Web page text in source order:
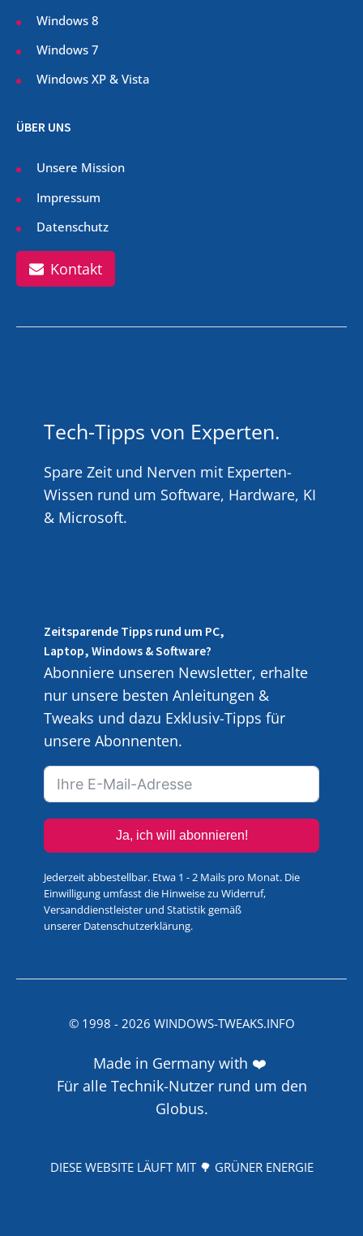
Windows 8
Windows 7
Windows XP & Vista
ÜBER UNS
Unsere Mission
Impressum
Datenschutz
Kontakt
Tech-Tipps von Experten.
Spare Zeit und Nerven mit Experten-
Wissen rund um Software, Hardware, KI
& Microsoft.
Zeitsparende Tipps rund um PC,
Laptop, Windows & Software?
Abonniere unseren Newsletter, erhalte
nur unsere besten Anleitungen &
Tweaks und dazu Exklusiv-Tipps für
unsere Abonnenten.
Ja, ich will abonnieren!
Jederzeit abbestellbar. Etwa 1 - 2 Mails pro Monat. Die
Einwilligung umfasst die Hinweise zu Widerruf,
Versanddienstleister und Statistik gemäß
unserer Datenschutzerklärung.
© 1998 - 2026 WINDOWS-TWEAKS.INFO
Made in Germany with ❤️
Für alle Technik-Nutzer rund um den
Globus.
DIESE WEBSITE LÄUFT MIT 🌳 GRÜNER ENERGIE